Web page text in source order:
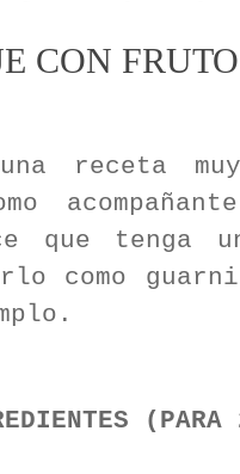
CON
receta
que tenga
como
(PARA